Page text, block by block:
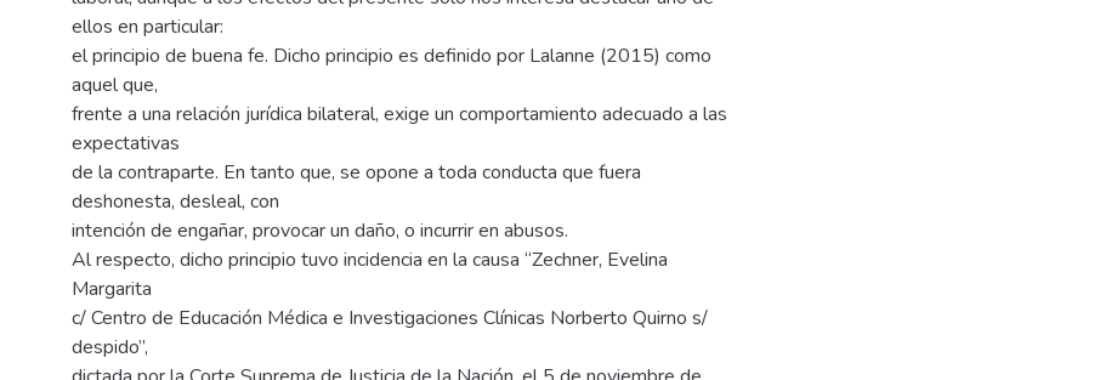
ellos en particular:
el principio de buena fe. Dicho principio es definido por Lalanne (2015) como
aquel que,
frente a una relación jurídica bilateral, exige un comportamiento adecuado a las
expectativas
de la contraparte. En tanto que, se opone a toda conducta que fuera
deshonesta, desleal, con
intención de engañar, provocar un daño, o incurrir en abusos.
Al respecto, dicho principio tuvo incidencia en la causa “Zechner, Evelina
Margarita
c/ Centro de Educación Médica e Investigaciones Clínicas Norberto Quirno s/
despido”,